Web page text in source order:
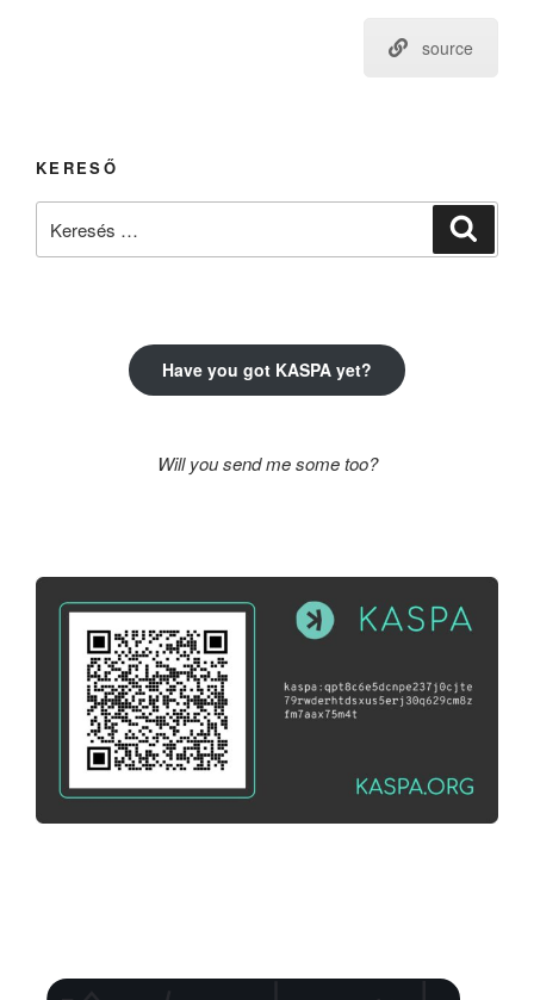
source
KERESŐ
Have you got KASPA yet?
Will you send me some too?